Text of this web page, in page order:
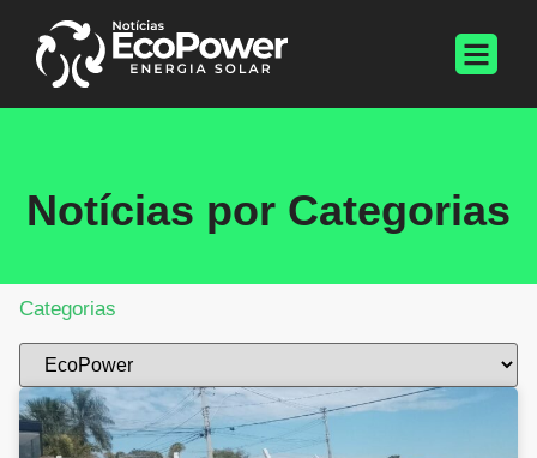
Notícias por Categorias
Categorias